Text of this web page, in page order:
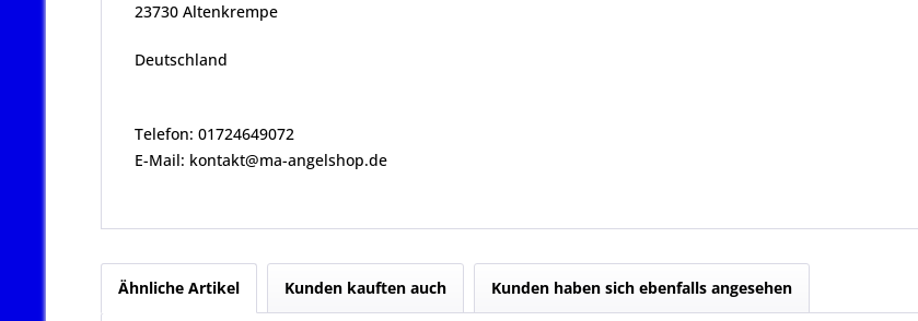
23730 Altenkrempe
Deutschland
Telefon: 01724649072
E-Mail: kontakt@ma-angelshop.de
Ähnliche Artikel Kunden kauften auch Kunden haben sich ebenfalls angesehen